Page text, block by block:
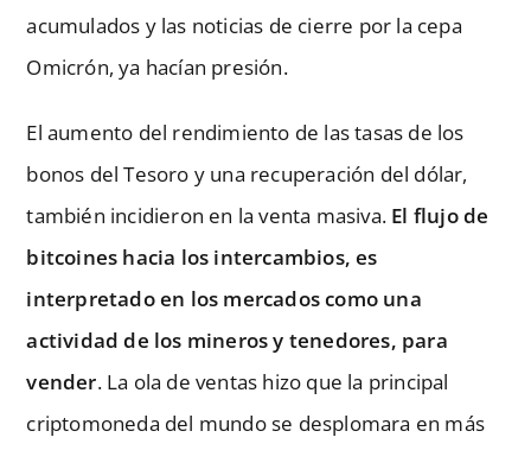
acumulados y las noticias de cierre por la cepa
Omicrón, ya hacían presión.
El aumento del rendimiento de las tasas de los
bonos del Tesoro y una recuperación del dólar,
también incidieron en la venta masiva. El flujo de
bitcoines hacia los intercambios, es
interpretado en los mercados como una
actividad de los mineros y tenedores, para
vender. La ola de ventas hizo que la principal
criptomoneda del mundo se desplomara en más